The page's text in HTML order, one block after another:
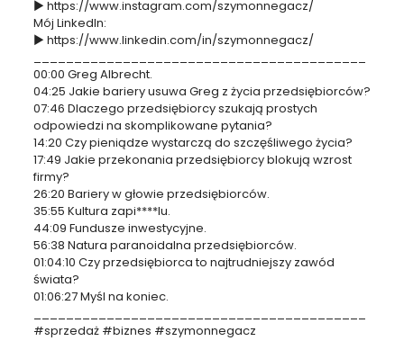
► https://www.instagram.com/szymonnegacz/
Mój LinkedIn:
► https://www.linkedin.com/in/szymonnegacz/
00:00 Greg Albrecht.
04:25 Jakie bariery usuwa Greg z życia przedsiębiorców?
07:46 Dlaczego przedsiębiorcy szukają prostych
odpowiedzi na skomplikowane pytania?
14:20 Czy pieniądze wystarczą do szczęśliwego życia?
17:49 Jakie przekonania przedsiębiorcy blokują wzrost
firmy?
26:20 Bariery w głowie przedsiębiorców.
35:55 Kultura zapi****lu.
44:09 Fundusze inwestycyjne.
56:38 Natura paranoidalna przedsiębiorców.
01:04:10 Czy przedsiębiorca to najtrudniejszy zawód
świata?
01:06:27 Myśl na koniec.
#sprzedaż #biznes #szymonnegacz